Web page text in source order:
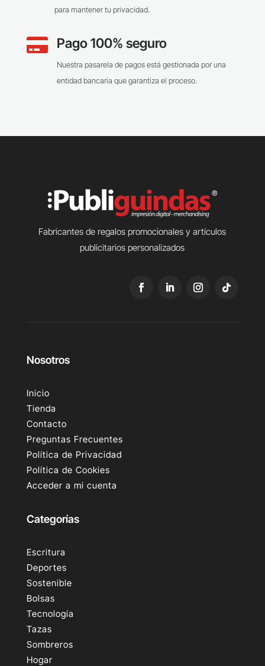
para mantener tu privacidad.
 Pago 100% seguro
Nuestra pasarela de pagos está gestionada por una
entidad bancaria que garantiza el proceso.
Fabricantes de regalos promocionales y artículos
publicitarios personalizados
Nosotros
Inicio
Tienda
Contacto
Preguntas Frecuentes
Política de Privacidad
Política de Cookies
Acceder a mi cuenta
Categorías
Escritura
Deportes
Sostenible
Bolsas
Tecnología
Tazas
Sombreros
Hogar